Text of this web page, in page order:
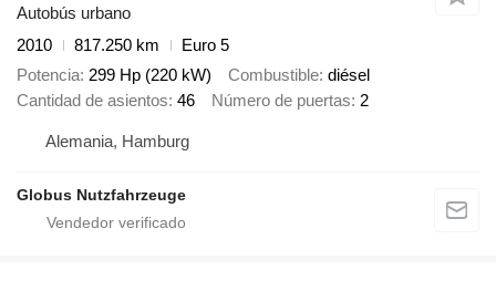
Autobús urbano
2010
817.250 km
Euro 5
Potencia 299 Hp (220 kW) Combustible diésel
Cantidad de asientos 46 Número de puertas 2
Alemania, Hamburg
Globus Nutzfahrzeuge